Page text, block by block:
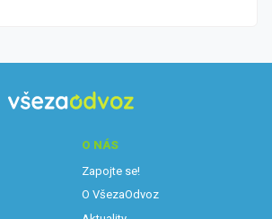
O NÁS
Zapojte se!
O VšezaOdvoz